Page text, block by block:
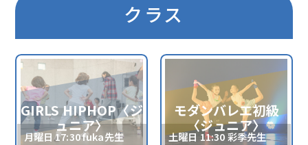
クラス
GIRLS HIPHOP〈ジ
ュニア〉
月曜日 17:30 fuka先生
モダンバレエ初級
〈ジュニア〉
土曜日 11:30 彩季先生